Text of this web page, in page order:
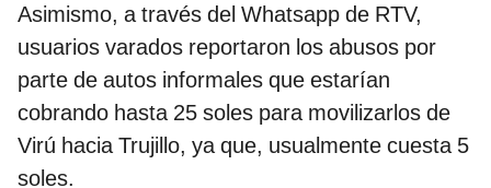
Asimismo, a través del Whatsapp de RTV,
usuarios varados reportaron los abusos por
parte de autos informales que estarían
cobrando hasta 25 soles para movilizarlos de
Virú hacia Trujillo, ya que, usualmente cuesta 5
soles.